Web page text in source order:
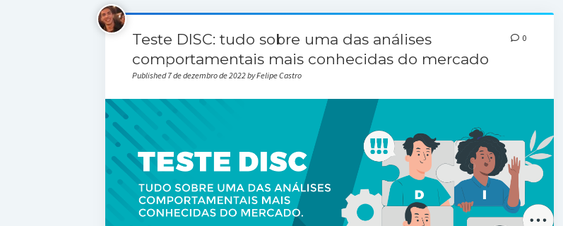
Teste DISC: tudo sobre uma das análises
comportamentais mais conhecidas do mercado
Published 7 de dezembro de 2022 by Felipe Castro
0